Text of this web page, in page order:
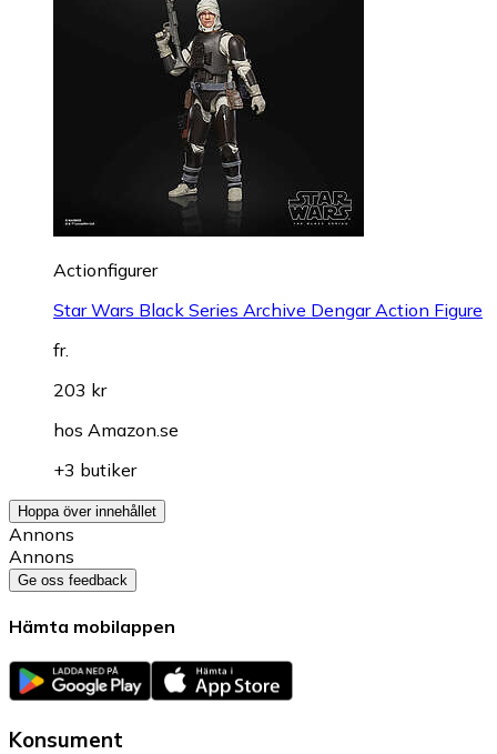
Actionfigurer
Star Wars Black Series Archive Dengar Action Figure
fr.
203 kr
hos Amazon.se
+3 butiker
Hoppa över innehållet
Annons
Annons
Ge oss feedback
Hämta mobilappen
Konsument